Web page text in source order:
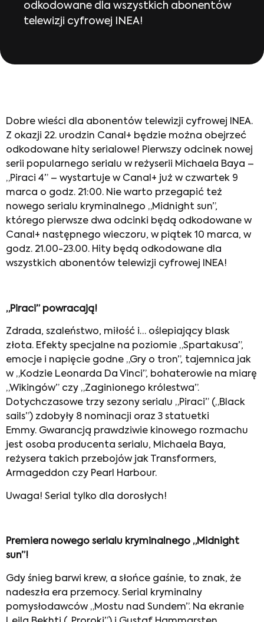
odkodowane dla wszystkich abonentów
telewizji cyfrowej INEA!
Dobre wieści dla abonentów telewizji cyfrowej INEA.
Z okazji 22. urodzin Canal+ będzie można obejrzeć
odkodowane hity serialowe! Pierwszy odcinek nowej
serii popularnego serialu w reżyserii Michaela Baya –
„Piraci 4” – wystartuje w Canal+ już w czwartek 9
marca o godz. 21:00. Nie warto przegapić też
nowego serialu kryminalnego „Midnight sun”,
którego pierwsze dwa odcinki będą odkodowane w
Canal+ następnego wieczoru, w piątek 10 marca, w
godz. 21.00-23.00. Hity będą odkodowane dla
wszystkich abonentów telewizji cyfrowej INEA!
„Piraci” powracają!
Zdrada, szaleństwo, miłość i… oślepiający blask
złota. Efekty specjalne na poziomie „Spartakusa”,
emocje i napięcie godne „Gry o tron”, tajemnica jak
w „Kodzie Leonarda Da Vinci”, bohaterowie na miarę
„Wikingów” czy „Zaginionego królestwa”.
Dotychczasowe trzy sezony serialu „Piraci” („Black
sails”) zdobyły 8 nominacji oraz 3 statuetki
Emmy. Gwarancją prawdziwie kinowego rozmachu
jest osoba producenta serialu, Michaela Baya,
reżysera takich przebojów jak Transformers,
Armageddon czy Pearl Harbour.
Uwaga! Serial tylko dla dorosłych!
Premiera nowego serialu kryminalnego „Midnight
sun”!
Gdy śnieg barwi krew, a słońce gaśnie, to znak, że
nadeszła era przemocy. Serial kryminalny
pomysłodawców „Mostu nad Sundem”. Na ekranie